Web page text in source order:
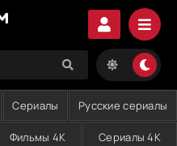
Сериалы Русские сериалы
Фильмы 4K Сериалы 4K